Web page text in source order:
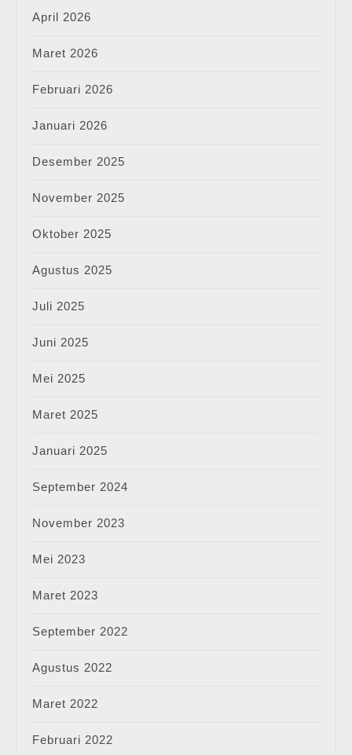
April 2026
Maret 2026
Februari 2026
Januari 2026
Desember 2025
November 2025
Oktober 2025
Agustus 2025
Juli 2025
Juni 2025
Mei 2025
Maret 2025
Januari 2025
September 2024
November 2023
Mei 2023
Maret 2023
September 2022
Agustus 2022
Maret 2022
Februari 2022